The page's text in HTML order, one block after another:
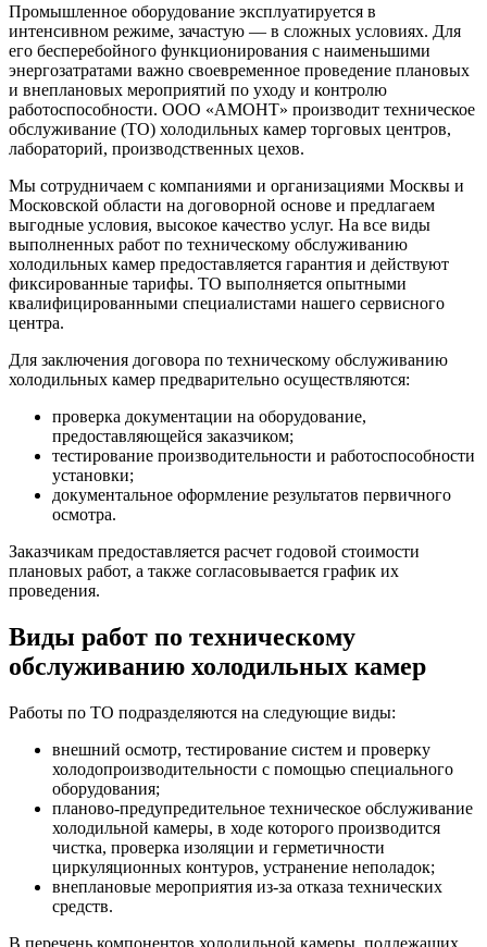
Промышленное оборудование эксплуатируется в
интенсивном режиме, зачастую — в сложных условиях. Для
его бесперебойного функционирования с наименьшими
энергозатратами важно своевременное проведение плановых
и внеплановых мероприятий по уходу и контролю
работоспособности. ООО «АМОНТ» производит техническое
обслуживание (ТО) холодильных камер торговых центров,
лабораторий, производственных цехов.
Мы сотрудничаем с компаниями и организациями Москвы и
Московской области на договорной основе и предлагаем
выгодные условия, высокое качество услуг. На все виды
выполненных работ по техническому обслуживанию
холодильных камер предоставляется гарантия и действуют
фиксированные тарифы. ТО выполняется опытными
квалифицированными специалистами нашего сервисного
центра.
Для заключения договора по техническому обслуживанию
холодильных камер предварительно осуществляются:
проверка документации на оборудование,
предоставляющейся заказчиком;
тестирование производительности и работоспособности
установки;
документальное оформление результатов первичного
осмотра.
Заказчикам предоставляется расчет годовой стоимости
плановых работ, а также согласовывается график их
проведения.
Виды работ по техническому
обслуживанию холодильных камер
Работы по ТО подразделяются на следующие виды:
внешний осмотр, тестирование систем и проверку
холодопроизводительности с помощью специального
оборудования;
планово-предупредительное техническое обслуживание
холодильной камеры, в ходе которого производится
чистка, проверка изоляции и герметичности
циркуляционных контуров, устранение неполадок;
внеплановые мероприятия из-за отказа технических
средств.
В перечень компонентов холодильной камеры, подлежащих